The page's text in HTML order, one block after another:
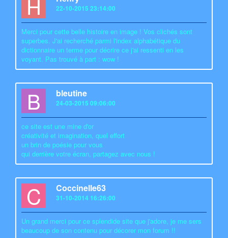
H 22-10-2015 23:14:00
Merci pour cette belle histoire en image ! Vos clichés sont
superbes. J'ai recherché parmi l'index alphabétique du
dictionnaire un terme pour décrire ce j'ai ressenti en les
voyant. Pas trouvé à part : wow !
B bleutine
24-03-2015 09:06:00
ce site est une mine d'or
créativité et imagination, quel effort
un brin de poésie pour vous
qui derrière votre écran, partagez avec nous !
C Coccinelle63
31-10-2014 16:26:00
Un grand merci pour ce splendide site que j'adore, je me sers
beaucoup de son contenu pour décorer mon forum !!